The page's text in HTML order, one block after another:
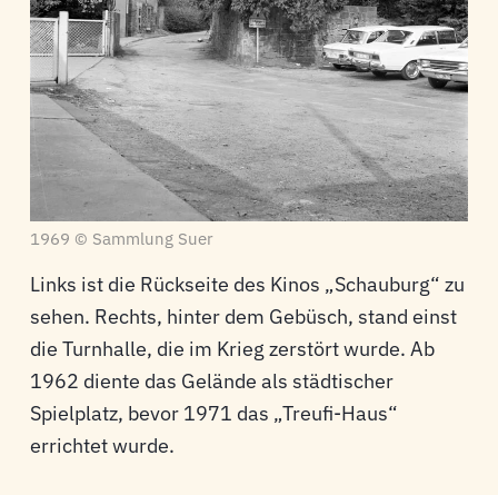
1969 © Sammlung Suer
Links ist die Rückseite des Kinos „Schauburg“ zu
sehen. Rechts, hinter dem Gebüsch, stand einst
die Turnhalle, die im Krieg zerstört wurde. Ab
1962 diente das Gelände als städtischer
Spielplatz, bevor 1971 das „Treufi-Haus“
errichtet wurde.